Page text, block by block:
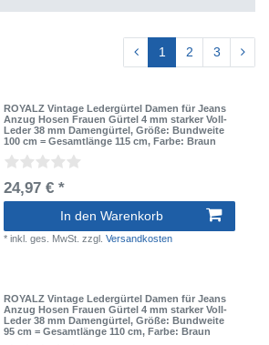
1 2 3
ROYALZ Vintage Ledergürtel Damen für Jeans
Anzug Hosen Frauen Gürtel 4 mm starker Voll-
Leder 38 mm Damengürtel, Größe: Bundweite
100 cm = Gesamtlänge 115 cm, Farbe: Braun
24,97 € *
In den Warenkorb
*inkl. ges. MwSt. zzgl.Versandkosten
ROYALZ Vintage Ledergürtel Damen für Jeans
Anzug Hosen Frauen Gürtel 4 mm starker Voll-
Leder 38 mm Damengürtel, Größe: Bundweite
95 cm = Gesamtlänge 110 cm, Farbe: Braun